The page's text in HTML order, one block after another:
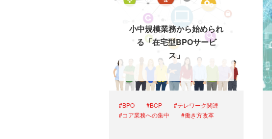
小中規模業務から始められ
る「在宅型BPOサービ
ス」
#BPO #BCP
#テレワーク関連
#コア業務への集中
#働き方改革